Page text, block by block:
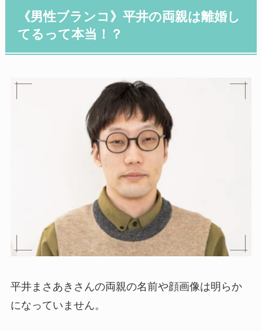
《男性ブランコ》平井の両親は離婚し
てるって本当！？
平井まさあきさんの両親の名前や顔画像は明らか
になっていません。